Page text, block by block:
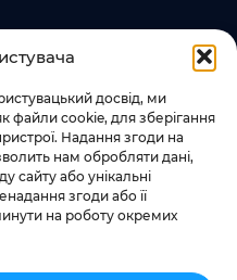
досвід, ми
файли cookie, для зберігання
Надання згоди на
нам обробляти дані,
сайту або унікальні
згоди або її
на роботу окремих